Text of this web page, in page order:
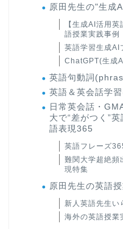
原田先生の"生成
【生成AI活用
語授業実践事例
英語学習生成AI
ChatGPT(生成
英語句動詞
英語＆英会話学
日常英会話・
大で“差がつく”
語表現365
英語フレーズ
難関大学超絶頻
現特集
原田先生の英語
新人英語先生い
海外の英語授業